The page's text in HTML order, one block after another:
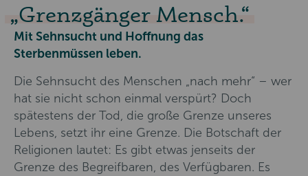
Grenzgänger Mensch.
Mit Sehnsucht und Hoffnung das
Sterbenmüssen leben.
Die Sehnsucht des Menschen „nach mehr“ – wer
hat sie nicht schon einmal verspürt? Doch
spätestens der Tod, die große Grenze unseres
Lebens, setzt ihr eine Grenze. Die Botschaft der
Religionen lautet: Es gibt etwas jenseits der
Grenze des Begreifbaren, des Verfügbaren. Es